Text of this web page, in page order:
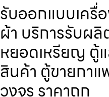
รับออกแบบเครื่
ผ้า บริการรับผลิ
หยอดเหรียญ ตู้
สินค้า ตู้ขายกา
วงจร ราคาถูก